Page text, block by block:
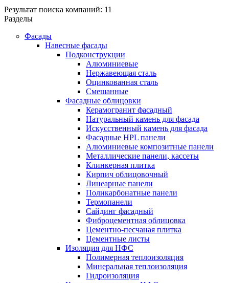
Результат поиска компаний: 11
Разделы
Фасады
Навесные фасады
Подконструкции
Алюминиевые
Нержавеющая сталь
Оцинкованная сталь
Смешанные
Фасадные облицовки
Керамогранит фасадный
Натуральный камень для фасада
Искусственный камень для фасада
Фасадные HPL панели
Алюминиевые композитные панели
Металлические панели, кассеты
Клинкерная плитка
Кирпич облицовочный
Линеарные панели
Поликарбонатные панели
Термопанели
Сайдинг фасадный
Фиброцементная облицовка
Цементно-песчаная плитка
Цементные листы
Изоляция для НФС
Полимерная теплоизоляция
Минеральная теплоизоляция
Гидроизоляция